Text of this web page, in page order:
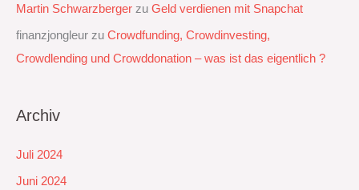
Martin Schwarzberger zu Geld verdienen mit Snapchat‭
finanzjongleur zu Crowdfunding, Crowdinvesting,
Crowdlending und Crowddonation – was ist das eigentlich ?
Archiv
Juli 2024
Juni 2024